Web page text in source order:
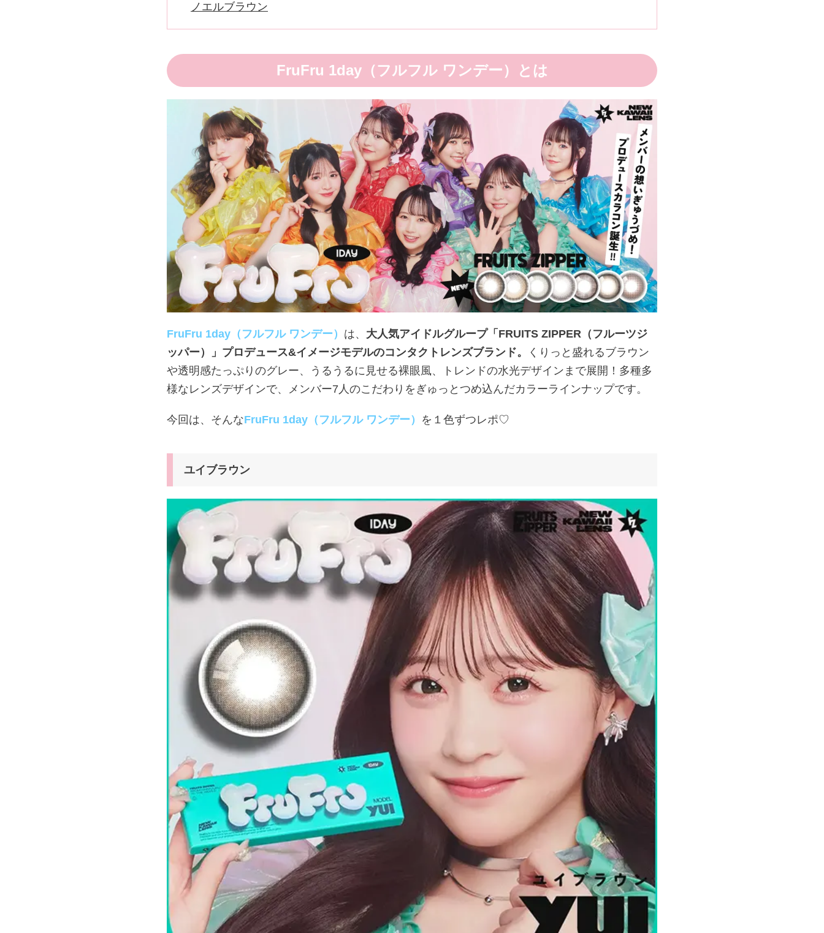
ノエルブラウン
FruFru 1day（フルフル ワンデー）とは
FruFru 1day（フルフル ワンデー） は、 大人気アイドルグループ「FRUITS ZIPPER（フルーツジ
ッパー）」プロデュース&イメージモデルのコンタクトレンズブランド。
くりっと盛れるブラウン
や透明感たっぷりのグレー、うるうるに見せる裸眼風、トレンドの水光デザインまで展開！多種多
様なレンズデザインで、メンバー7人のこだわりをぎゅっとつめ込んだカラーラインナップです。
今回は、そんなFruFru 1day（フルフル ワンデー） を１色ずつレポ♡
ユイブラウン